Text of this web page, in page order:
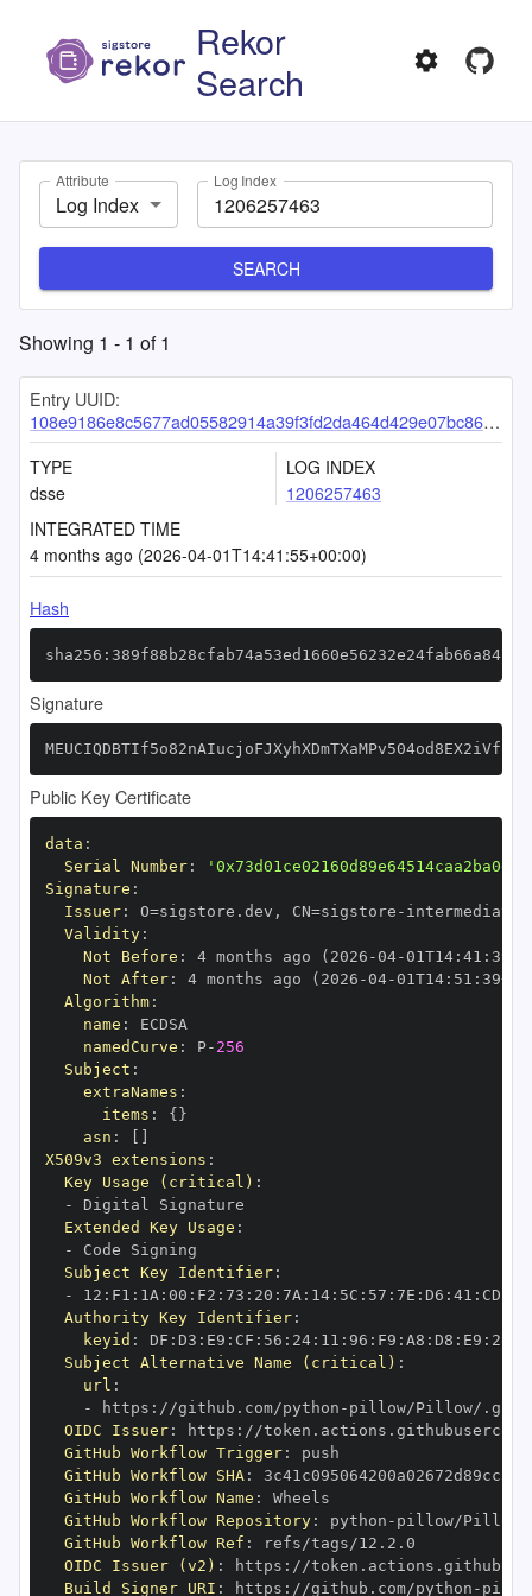
Rekor
Search
Attribute
Log Index
Log Index
SEARCH
Showing 1 - 1 of1
Entry UUID:
108e9186e8c5677ad05582914a39f3fd2da464d429e07bc867afb72737cd3673bed04367d6c4eaba
TYPE
dsse
LOG INDEX
1206257463
INTEGRATED TIME
4 months ago (2026-04-01T14:41:55+00:00)
Hash
Signature
Public Key Certificate
data :
Serial Number:
Signature :
Issuer: O=sigstore.dev , CN=sigstore -
Validity:
Not Before : 4 months ago (2026 -04-01T14: 41 :
Not After: 4 months ago (2026 -04-01T14: 51 : 39+00
Algorithm:
name :
namedCurve : P- 256
Subject :
extraNames :
items : { }
asn :
X509v3 extensions :
Key Usage (critical) :
-
Extended Key Usage :
-
Subject Key Identifier:
-
12 : F1 : 1A : 00 : F2 : 73 : 20 : 7A : 14: 5C : 57 : 7E : D6 : 41 : CD
Authority Key Identifier:
keyid : DF : D3 : E9 : CF : 56 : 24: 11 : 96 : F9 : A8 : D8 : E9 : 28
Subject Alternative Name (critical) :
url :
-
https : //github.com/python -
OIDC Issuer: https :
GitHub Workflow Trigger:
GitHub Workflow SHA:
GitHub Workflow Name :
GitHub Workflow Repository: python -
GitHub Workflow Ref :
OIDC Issuer (v2) : https :
Build Signer URI : https : //github.com/python -